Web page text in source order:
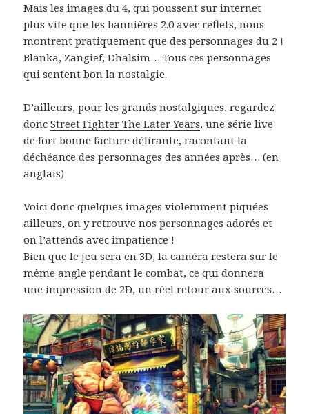
Mais les images du 4, qui poussent sur internet
plus vite que les bannières 2.0 avec reflets, nous
montrent pratiquement que des personnages du 2 !
Blanka, Zangief, Dhalsim… Tous ces personnages
qui sentent bon la nostalgie.
D’ailleurs, pour les grands nostalgiques, regardez
doncStreet Fighter The Later Years, une série live
de fort bonne facture délirante, racontant la
déchéance des personnages des années après… (en
anglais)
Voici donc quelques images violemment piquées
ailleurs, on y retrouve nos personnages adorés et
on l’attends avec impatience !
Bien que le jeu sera en 3D, la caméra restera sur le
même angle pendant le combat, ce qui donnera
une impression de 2D, un réel retour aux sources…